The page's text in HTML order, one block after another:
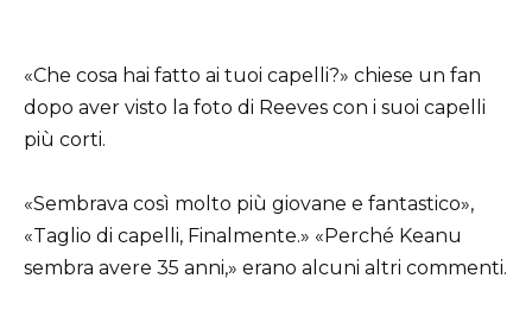
«Che cosa hai fatto ai tuoi capelli?» chiese un fan
dopo aver visto la foto di Reeves con i suoi capelli
più corti.
«Sembrava così molto più giovane e fantastico»,
«Taglio di capelli, Finalmente.» «Perché Keanu
sembra avere 35 anni,» erano alcuni altri commenti.